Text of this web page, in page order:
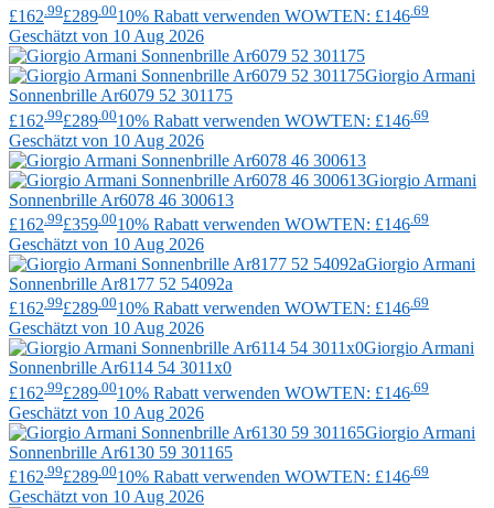
£162.99£289.0010% Rabatt verwenden WOWTEN: £146.69
Geschätzt von 10 Aug 2026
Giorgio Armani
Sonnenbrille Ar6079 52 301175
£162 .99£289 .0010% Rabatt verwenden WOWTEN: £146 .69
Geschätzt von 10 Aug 2026
Giorgio Armani
Sonnenbrille Ar6078 46 300613
£162 .99£359 .0010% Rabatt verwenden WOWTEN: £146 .69
Geschätzt von 10 Aug 2026
Giorgio Armani
Sonnenbrille Ar8177 52 54092a
£162.99£289.0010% Rabatt verwenden WOWTEN: £146.69
Geschätzt von 10 Aug 2026
Giorgio Armani
Sonnenbrille Ar6114 54 3011x0
£162 .99£289 .0010% Rabatt verwenden WOWTEN: £146 .69
Geschätzt von 10 Aug 2026
Giorgio Armani
Sonnenbrille Ar6130 59 301165
£162 .99£289 .0010% Rabatt verwenden WOWTEN: £146 .69
Geschätzt von 10 Aug 2026